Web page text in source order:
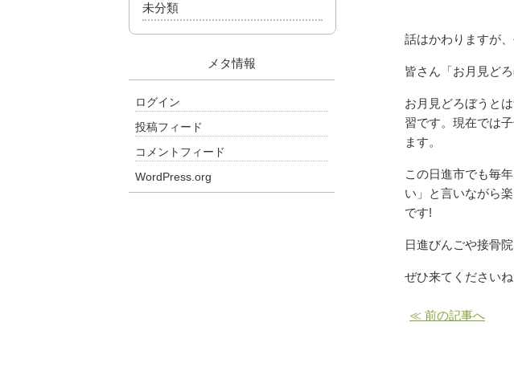
話はかわりますが
皆さん「お月見ど
お月見どろぼうと
習です。現在では
ます。
この日進市でも毎
い」と言いながら
です!
日進びんごや接骨
ぜひ来てください
≪ 前の記事へ
未分類
メタ情報
ログイン
投稿フィード
コメントフィード
WordPress.org